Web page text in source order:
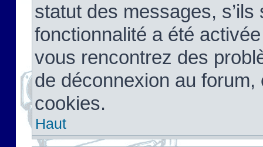
statut des messages,
fonctionnalité a été
vous rencontrez des
de déconnexion au
cookies.
Haut